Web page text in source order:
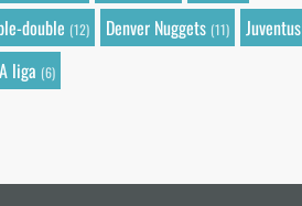
double (12) Denver Nuggets (11) Juventus
liga (6)